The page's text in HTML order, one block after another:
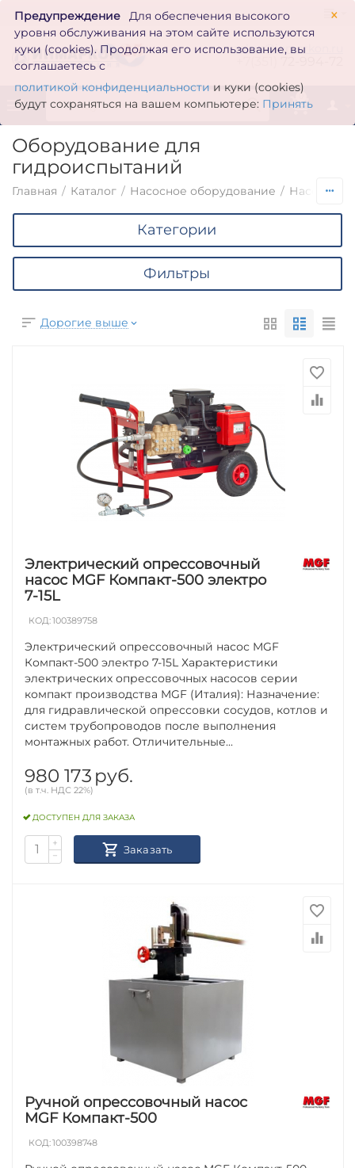
×
Предупреждение
Для обеспечения высокого
уровня обслуживания на этом сайте используются
куки (cookies). Продолжая его использование, вы
соглашаетесь с
политикой конфиденциальности и куки (cookies)
будут сохраняться на вашем компьютере: Принять
zakaz@inmarkon.ru
0
Оборудование для
гидроиспытаний
Главная / Каталог / Насосное оборудование / Насосы по
Категории
Фильтры
Дорогие выше
Электрический опрессовочный
насос MGF Компакт-500 электро
7-15L
КОД:100389758
Электрический опрессовочный насос MGF
Компакт-500 электро 7-15L Характеристики
электрических опрессовочных насосов серии
компакт производства MGF (Италия): Назначение:
для гидравлической опрессовки сосудов, котлов и
систем трубопроводов после выполнения
монтажных работ. Отличительные...
980 173 руб.
(в т.ч. НДС 22%)
ДОСТУПЕН ДЛЯ ЗАКАЗА
+
−
Заказать
Ручной опрессовочный насос
MGF Компакт-500
КОД:100398748